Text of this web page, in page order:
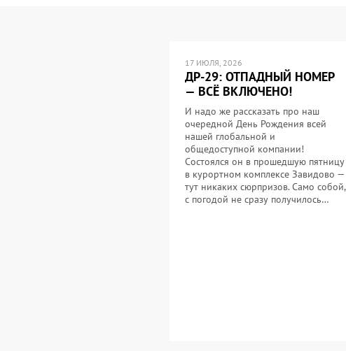
17 ИЮЛЯ, 2026
ДР-29: ОТПАДНЫЙ НОМЕР
— ВСЁ ВКЛЮЧЕНО!
И надо же рассказать про наш
очередной День Рождения всей
нашей глобальной и
общедоступной компании!
Состоялся он в прошедшую пятницу
в курортном комплексе Завидово —
тут никаких сюрпризов. Само собой,
с погодой не сразу получилось…